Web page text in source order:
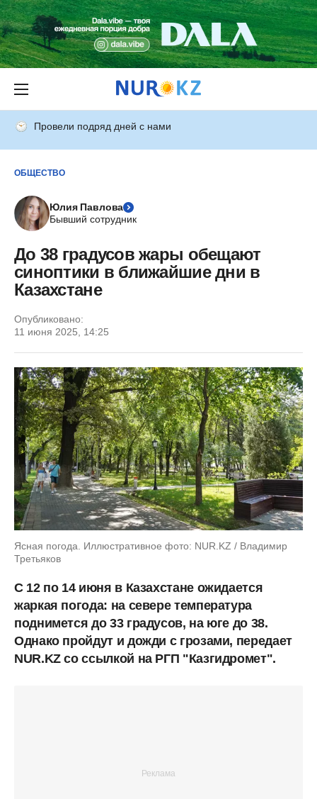
Провели подряд дней с нами
ОБЩЕСТВО
Юлия Павлова
Бывший сотрудник
До 38 градусов жары обещают
синоптики в ближайшие дни в
Казахстане
Опубликовано:
11 июня 2025, 14:25
Ясная погода. Иллюстративное фото: NUR.KZ / Владимир
Третьяков
С 12 по 14 июня в Казахстане ожидается
жаркая погода: на севере температура
поднимется до 33 градусов, на юге до 38.
Однако пройдут и дожди с грозами, передает
NUR.KZ со ссылкой на РГП "Казгидромет".